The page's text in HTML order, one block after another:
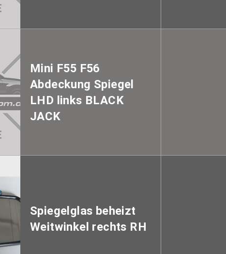
Mini F55 F56
Abdeckung Spiegel
LHD links BLACK
JACK
Spiegelglas beheizt
Weitwinkel rechts RH